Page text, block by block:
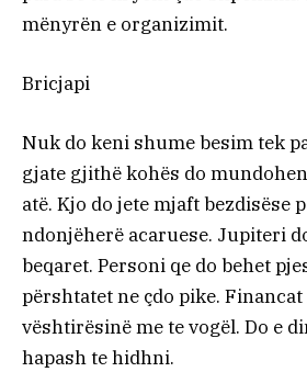
mënyrën e organizimit.
Bricjapi
Nuk do keni shume besim tek
gjate gjithë kohës do
atë. Kjo do jete mjaft bezdisëse
ndonjëherë acaruese. Jupiteri
beqaret. Personi qe do behet
përshtatet ne çdo pike.
vështirësinë me te vogël. Do e
hapash te hidhni.